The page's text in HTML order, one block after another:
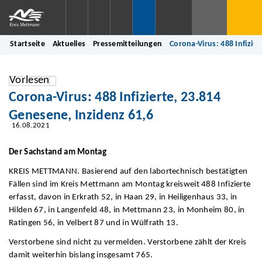
Startseite Aktuelles Pressemitteilungen Corona-Virus: 488
Vorlesen
Corona-Virus: 488 Infizierte, 23.814
Genesene, Inzidenz 61,6
16.08.2021
Der Sachstand am Montag
KREIS METTMANN. Basierend auf den labortechnisch bestätigten
Fällen sind im Kreis Mettmann am Montag kreisweit 488 Infizierte
erfasst, davon in Erkrath 52, in Haan 29, in Heiligenhaus 33, in
Hilden 67, in Langenfeld 48, in Mettmann 23, in Monheim 80, in
Ratingen 56, in Velbert 87 und in Wülfrath 13.
Verstorbene sind nicht zu vermelden. Verstorbene zählt der Kreis
damit weiterhin bislang insgesamt 765.